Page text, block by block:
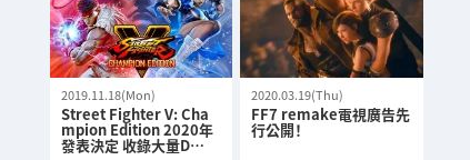
2019.11.18(Mon)
Street Fighter V: Cha
mpion Edition 2020年
發表決定 收錄大量D…
2020.03.19(Thu)
FF7 remake電視廣告先
行公開！